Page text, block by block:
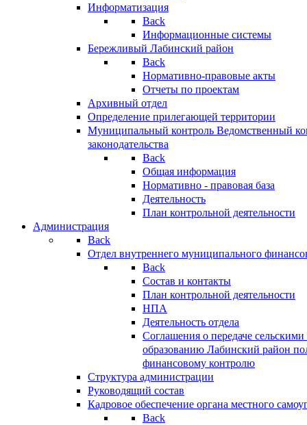
Информатизация
Back
Информационные системы
Бережливый Лабинский район
Back
Нормативно-правовые акты
Отчеты по проектам
Архивный отдел
Определение прилегающей территории
Муниципальный контроль Ведомственный
законодательства
Back
Общая информация
Нормативно - правовая база
Деятельность
План контрольной деятельности
Администрация
Back
Отдел внутреннего муниципального
Back
Состав и контакты
План контрольной деятельности
НПА
Деятельность отдела
Соглашения о передаче
образованию Лабинский район
финансовому контролю
Структура администрации
Руководящий состав
Кадровое обеспечение органа местного
Back